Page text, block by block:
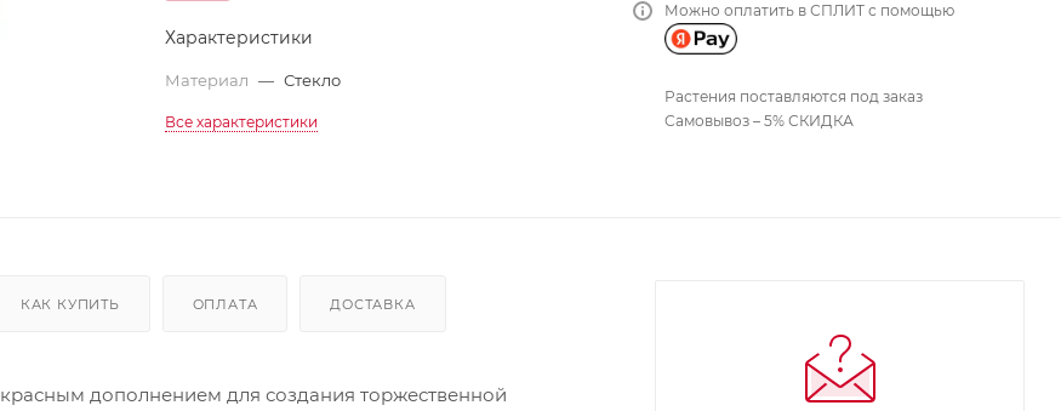
Характеристики
Материал — Стекло
Все характеристики
Можно оплатить в СПЛИТ с помощью
Растения поставляются под заказ
Самовывоз – 5% СКИДКА
КАК КУПИТЬ ОПЛАТА ДОСТАВКА
дополнением для создания торжественной